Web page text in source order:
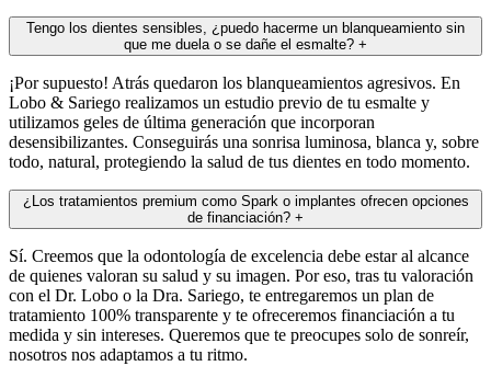
Tengo los dientes sensibles, ¿puedo hacerme un blanqueamiento sin
que me duela o se dañe el esmalte? +
¡Por supuesto! Atrás quedaron los blanqueamientos agresivos. En
Lobo & Sariego realizamos un estudio previo de tu esmalte y
utilizamos geles de última generación que incorporan
desensibilizantes. Conseguirás una sonrisa luminosa, blanca y, sobre
todo, natural, protegiendo la salud de tus dientes en todo momento.
¿Los tratamientos premium como Spark o implantes ofrecen opciones
de financiación? +
Sí. Creemos que la odontología de excelencia debe estar al alcance
de quienes valoran su salud y su imagen. Por eso, tras tu valoración
con el Dr. Lobo o la Dra. Sariego, te entregaremos un plan de
tratamiento 100% transparente y te ofreceremos financiación a tu
medida y sin intereses. Queremos que te preocupes solo de sonreír,
nosotros nos adaptamos a tu ritmo.